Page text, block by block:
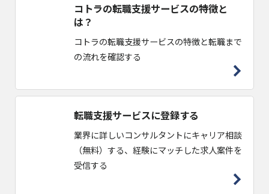
コトラの転職支援サービスの特徴と
は？
コトラの転職支援サービスの特徴と転職まで
の流れを確認する
転職支援サービスに登録する
業界に詳しいコンサルタントにキャリア相談
（無料）する、経験にマッチした求人案件を
受信する